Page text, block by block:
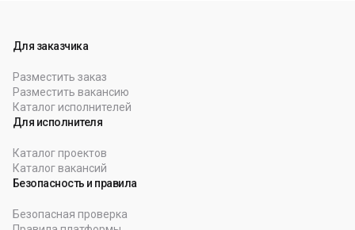
Для заказчика
Разместить заказ
Разместить вакансию
Каталог исполнителей
Для исполнителя
Каталог проектов
Каталог вакансий
Безопасность и правила
Безопасная проверка